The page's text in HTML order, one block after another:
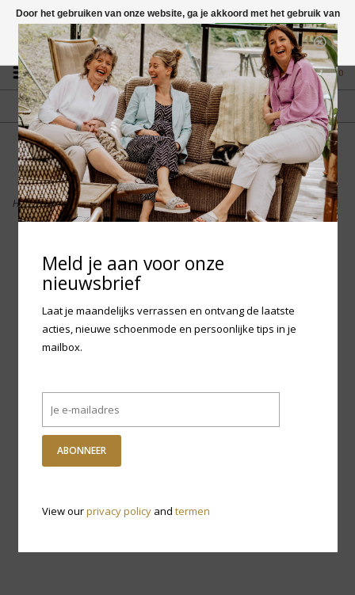
Vragen? App naar +31 58 250 1503
0
GRATIS VERZENDING NL
Vanaf € 75,-
FYSIEKE WINKEL
in Mantgum (frl)
fdad
Home>Birkenstock Arizona Flower Buckle Kids - Light Rose Tonal Narrow
Door het gebruiken van onze website, ga je akkoord met het gebruik van
cookies om onze website te verbeteren.
Dit bericht verbergen
Meer over cookies »
Meld je aan voor onze
nieuwsbrief
Laat je maandelijks verrassen en ontvang de laatste
acties, nieuwe schoenmode en persoonlijke tips in je
mailbox.
ABONNEER
View ourprivacy policyand termen